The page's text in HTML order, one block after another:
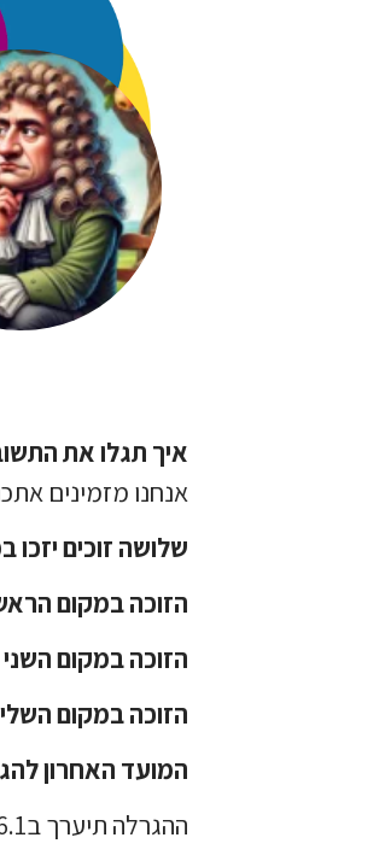
איך תגלו את
אנחנו מזמינים
שלושה זוכים
הזוכה במקום
הזוכה במקום השני
הזוכה במקום
המועד האחרון להגשת
ההגרלה תיערך ב26.1